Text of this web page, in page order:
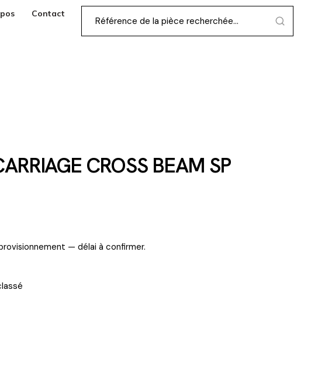
Contact
CROSS BEAM SP
— délai à confirmer.